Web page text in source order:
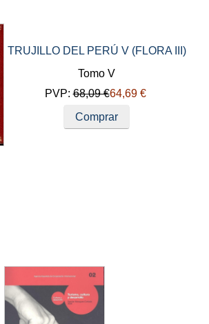
TRUJILLO DEL PERÚ V (FLORA III)
Tomo V
PVP:68,09 €64,69 €
Comprar